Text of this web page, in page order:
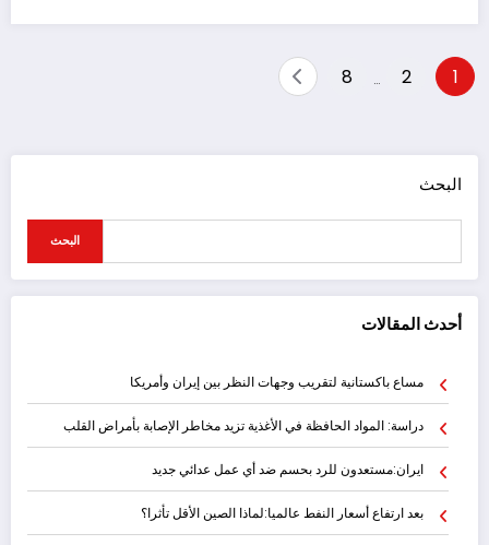
تعدد
1
2
…
8
البحث
البحث
أحدث المقالات
مساع باكستانية لتقريب وجهات النظر بين إيران وأمريكا
دراسة: المواد الحافظة في الأغذية تزيد مخاطر الإصابة بأمراض القلب
ايران:مستعدون للرد بحسم ضد أي عمل عدائي جديد
بعد ارتفاع أسعار النفط عالميا:لماذا الصين الأقل تأثرا؟